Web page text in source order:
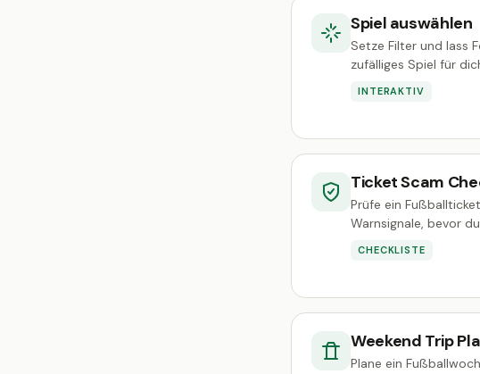
Spiel auswählen
Setze Filter und lass
zufälliges Spiel für
INTERAKTIV
Ticket Scam
Prüfe ein
Warnsignale, bevor
CHECKLISTE
Weekend Trip
Plane ein